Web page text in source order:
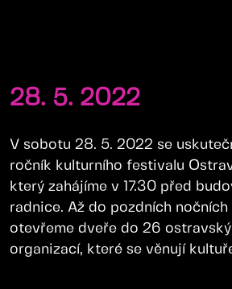
28. 5. 2022
V sobotu 28. 5. 2022 se
ročník kulturního festivalu
který zahájíme v 17.30 před
radnice. Až do pozdních
otevřeme dveře do 26
organizací, které se věnují